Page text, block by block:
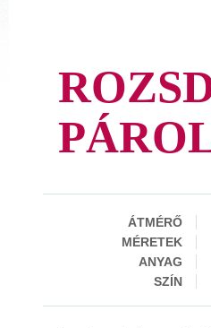
ÁTMÉRŐ
MÉRETEK
ANYAG
SZÍN